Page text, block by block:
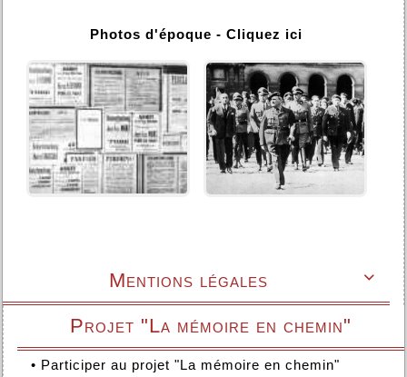
Photos d'époque - Cliquez ici

Mentions légales
Projet "La mémoire en chemin"
• Participer au projet "La mémoire en chemin"